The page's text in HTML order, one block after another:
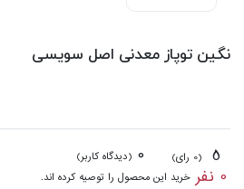
نگین توپاز معدنی اصل سویسی
(0 رای) 0 (دیدگاه کاربر)
0 نفر خرید این محصول را توصیه کرده اند.